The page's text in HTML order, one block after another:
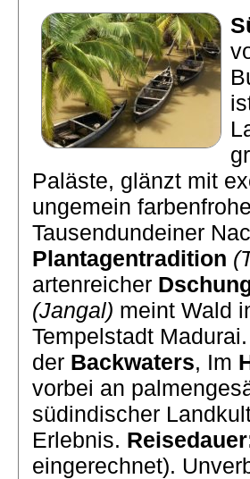
Paläste, glänzt mit
ungemein
Tausendundeiner
Plantagentradition
artenreicher
(Jangal) meint Wald
Tempelstadt
der Backwaters, Im
vorbei an
südindischer
Erlebnis.
eingerechnet).